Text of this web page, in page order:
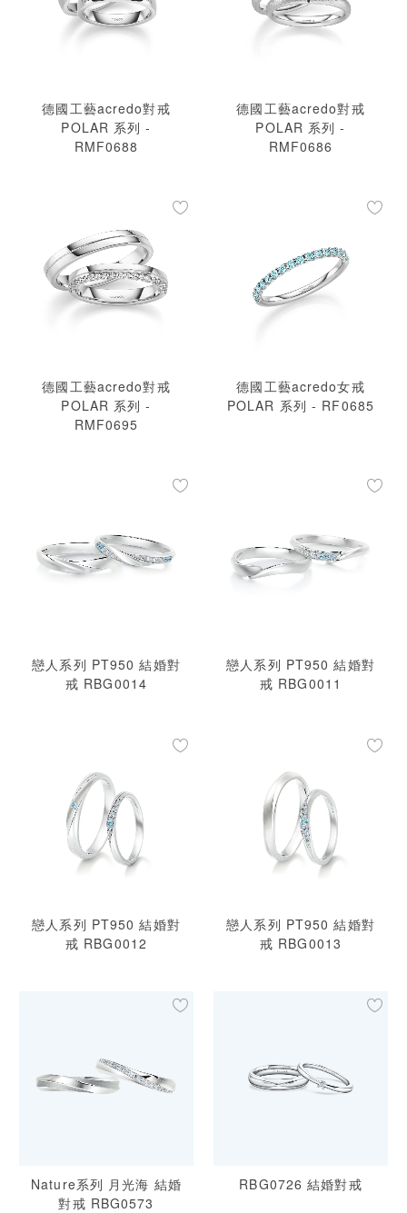
德國工藝acredo對戒
POLAR 系列 -
RMF0688
德國工藝acredo對戒
POLAR 系列 -
RMF0686
德國工藝acredo對戒
POLAR 系列 -
RMF0695
德國工藝acredo女戒
POLAR 系列 - RF0685
戀人系列 PT950 結婚對
戒 RBG0014
戀人系列 PT950 結婚對
戒 RBG0011
戀人系列 PT950 結婚對
戒 RBG0012
戀人系列 PT950 結婚對
戒 RBG0013
Nature系列 月光海 結婚
對戒 RBG0573
RBG0726 結婚對戒